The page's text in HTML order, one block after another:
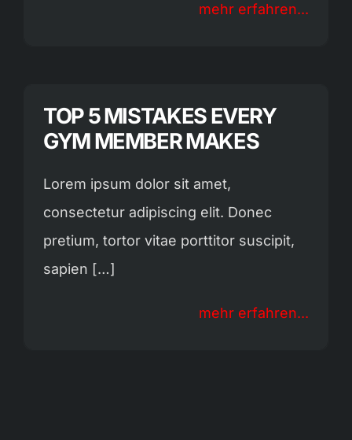
mehr erfahren...
TOP 5 MISTAKES EVERY
GYM MEMBER MAKES
Lorem ipsum dolor sit amet,
consectetur adipiscing elit. Donec
pretium, tortor vitae porttitor suscipit,
sapien […]
mehr erfahren...